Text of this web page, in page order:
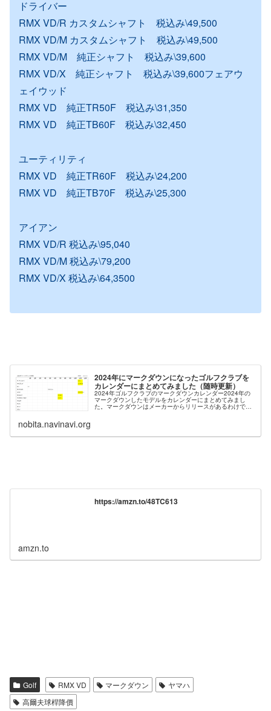
ドライバー
RMX VD/R カスタムシャフト 税込み\49,500
RMX VD/M カスタムシャフト 税込み\49,500
RMX VD/M 純正シャフト 税込み\39,600
RMX VD/X 純正シャフト 税込み\39,600フェアウ
ェイウッド
RMX VD 純正TR50F 税込み\31,350
RMX VD 純正TB60F 税込み\32,450
ユーティリティ
RMX VD 純正TR60F 税込み\24,200
RMX VD 純正TB70F 税込み\25,300
アイアン
RMX VD/R 税込み\95,040
RMX VD/M 税込み\79,200
RMX VD/X 税込み\64,3500
2024年にマークダウンになったゴルフクラブを
カレンダーにまとめてみました（随時更新）
2024年ゴルフクラブのマークダウンカレンダー2024年の
マークダウンしたモデルをカレンダーにまとめてみまし
た。マークダウンはメーカーからリリースがあるわけでは
ないので、いつになるかは不明です。ただ、マークダウン
nobita.navinavi.org
https://amzn.to/48TC613
amzn.to
Golf RMX VD マークダウン
ヤマハ
高爾夫球桿降價